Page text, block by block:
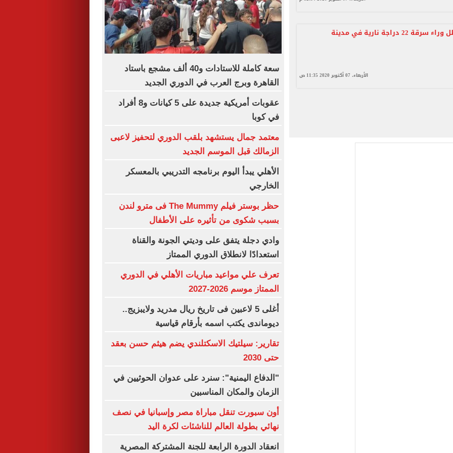
سقوط عاطل وراء سرقة 22 دراجة نارية في مدينة
الأربعاء، 07 أكتوبر 2020 11:35 ص
سعة كاملة للاستادات و40 ألف مشجع باستاد
القاهرة وبرج العرب في الدوري الجديد
عقوبات أمريكية جديدة على 5 كيانات و8 أفراد
في كوبا
معتمد جمال يستشهد بلقب الدوري لتحفيز لاعبى
الزمالك قبل الموسم الجديد
الأهلي يبدأ اليوم برنامجه التدريبي بالمعسكر
الخارجي
حظر بوستر فيلم The Mummy فى مترو لندن
بسبب شكوى من تأثيره على الأطفال
وادي دجلة يتفق على وديتي الجونة والقناة
استعدادًا لانطلاق الدوري الممتاز
تعرف علي مواعيد مباريات الأهلي في الدوري
الممتاز موسم 2026-2027
أغلى 5 لاعبين فى تاريخ ريال مدريد ولايبزيج..
ديوماندى يكتب اسمه بأرقام قياسية
تقارير: سيلتيك الاسكتلندي يضم هيثم حسن بعقد
حتى 2030
"الدفاع اليمنية": سنرد على عدوان الحوثيين في
الزمان والمكان المناسبين
أون سبورت تنقل مباراة مصر وإسبانيا في نصف
نهائي بطولة العالم للناشئات لكرة اليد
انعقاد الدورة الرابعة للجنة المشتركة المصرية